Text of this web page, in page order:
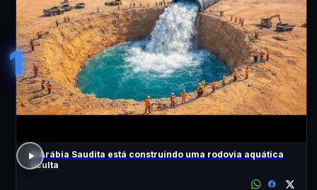
1
A Arábia Saudita está construindo uma rodovia aquática
oculta